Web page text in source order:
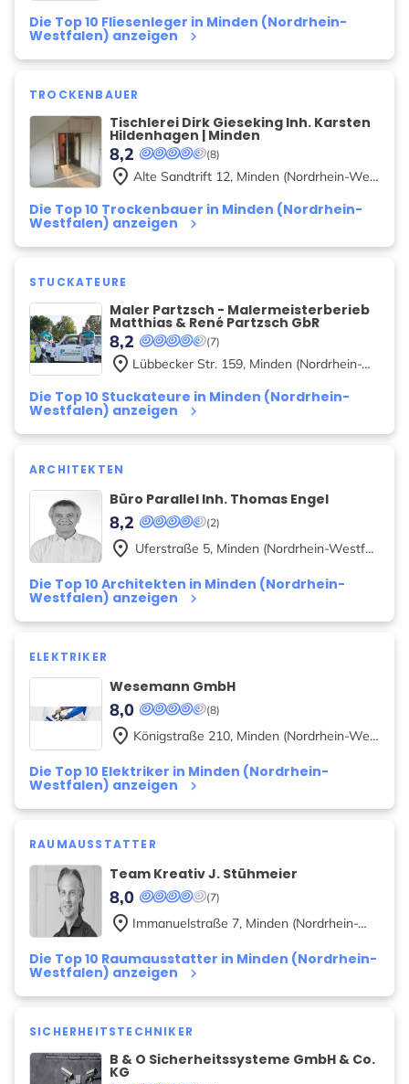
Die Top 10 Fliesenleger in Minden (Nordrhein-
Westfalen) anzeigen keyboard_arrow_right
TROCKENBAUER
Tischlerei Dirk Gieseking Inh. Karsten
Hildenhagen | Minden
(8)
8,2
Die Top 10 Trockenbauer in Minden (Nordrhein-
Westfalen) anzeigen keyboard_arrow_right
place Alte Sandtrift 12, Minden (Nordrhein-Westfalen)
STUCKATEURE
Maler Partzsch - Malermeisterberieb
Matthias & René Partzsch GbR
(7)
8,2
Die Top 10 Stuckateure in Minden (Nordrhein-
Westfalen) anzeigen keyboard_arrow_right
place Lübbecker Str. 159, Minden (Nordrhein-Westfalen)
ARCHITEKTEN
Büro Parallel Inh. Thomas Engel
(2)
8,2
Die Top 10 Architekten in Minden (Nordrhein-
Westfalen) anzeigen keyboard_arrow_right
place Uferstraße 5, Minden (Nordrhein-Westfalen)
ELEKTRIKER
Wesemann GmbH
(8)
8,0
Die Top 10 Elektriker in Minden (Nordrhein-
Westfalen) anzeigen keyboard_arrow_right
place Königstraße 210, Minden (Nordrhein-Westfalen)
RAUMAUSSTATTER
Team Kreativ J. Stühmeier
(7)
8,0
Die Top 10 Raumausstatter in Minden (Nordrhein-
Westfalen) anzeigen keyboard_arrow_right
place Immanuelstraße 7, Minden (Nordrhein-Westfalen)
SICHERHEITSTECHNIKER
B & O Sicherheitssysteme GmbH & Co.
KG